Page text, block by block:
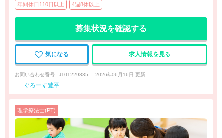
年間休日110日以上 4週8休以上
募集状況を確認する
気になる 求人情報を見る
お問い合わせ番号 : J101229835 2026年06月16日 更新
ぐろーす豊平
理学療法士(PT)